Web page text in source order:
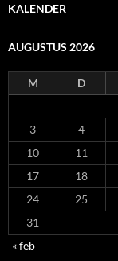
KALENDER
AUGUSTUS 2026
M D
3
4
10
11
17
18
24
25
31
« feb